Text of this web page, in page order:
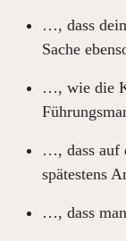
…, dass
Sache
…, wie die
…, dass auf
spätestens
…, dass